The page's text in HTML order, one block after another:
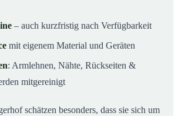
– auch kurzfristig nach Verfügbarkeit
mit eigenem Material und Geräten
: Armlehnen, Nähte, Rückseiten &
mitgereinigt
schätzen besonders, dass sie sich um